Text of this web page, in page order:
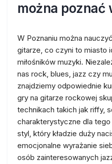
można poznać
W Poznaniu można
gitarze, co czyni to miasto
miłośników muzyki.
nas rock, blues, jazz czy
znajdziemy odpowiednie
gry na gitarze rockowej
technikach takich jak riffy,
charakterystyczne dla
styl, który kładzie duży
emocjonalne wyrażanie
osób zainteresowanych